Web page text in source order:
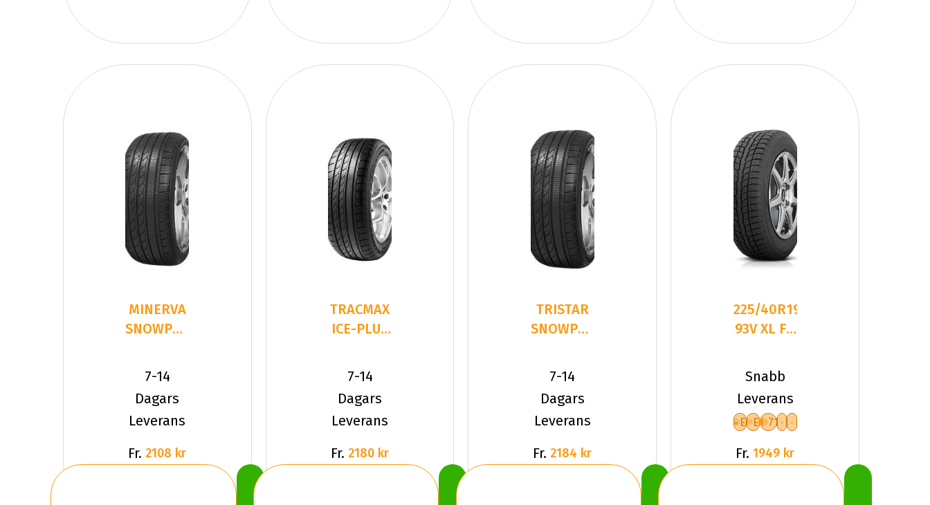
MINERVA
SNOWPOWER
225/40R19
93 V XL
7-14
Dagars
Leverans
Fr. 2108 kr
TRACMAX
ICE-PLUS
225/40R19
93 V XL
7-14
Dagars
Leverans
Fr. 2180 kr
TRISTAR
SNOWPOWER2
93 V XL
7-14
Dagars
Leverans
Fr. 2184 kr
225/40R19
93V XL FR
OBSERVE
GSI-6
Snabb
Leverans
E E 71
Fr. 1949 kr